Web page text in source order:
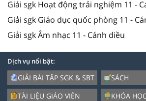
Giải sgk Hoạt động trải nghiệm 11 -
Giải sgk Giáo dục quốc phòng 11 -
Giải sgk Âm nhạc 11 - Cánh diều
Dịch vụ nổi bật:
GIẢI BÀI TẬP SGK & SBT
TÀI LIỆU GIÁO VIÊN
SÁCH
KHÓA